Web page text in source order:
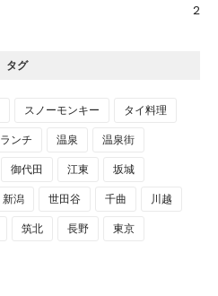
2
タグ
スノーモンキー
タイ料理
ランチ 温泉
温泉街
御代田 江東
坂城
新潟 世田谷 千曲
川越
筑北 長野
東京